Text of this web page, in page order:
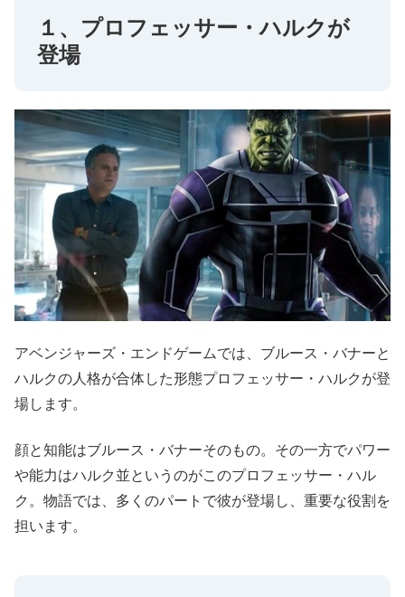
１、プロフェッサー・ハルクが
登場
アベンジャーズ・エンドゲームでは、ブルース・バナーと
ハルクの人格が合体した形態プロフェッサー・ハルクが登
場します。
顔と知能はブルース・バナーそのもの。その一方でパワー
や能力はハルク並というのがこのプロフェッサー・ハル
ク。物語では、多くのパートで彼が登場し、重要な役割を
担います。